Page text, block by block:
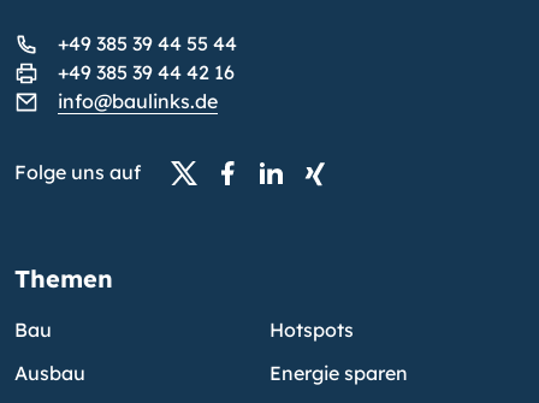
+49 385 39 44 55 44
+49 385 39 44 42 16
info@baulinks.de
Folge uns auf
Themen
Bau
Ausbau
Hotspots
Energie sparen